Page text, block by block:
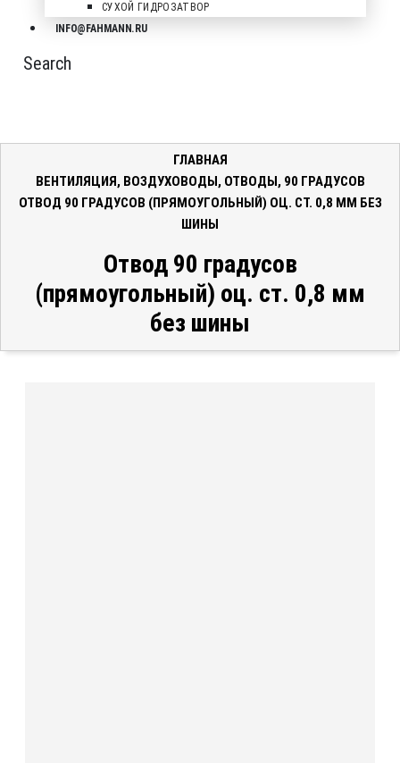
СУХОЙ ГИДРОЗАТВОР
INFO@FAHMANN.RU
Search
ГЛАВНАЯ
ВЕНТИЛЯЦИЯ, ВОЗДУХОВОДЫ, ОТВОДЫ, 90 ГРАДУСОВ
ОТВОД 90 ГРАДУСОВ (ПРЯМОУГОЛЬНЫЙ) ОЦ. СТ. 0,8 ММ БЕЗ
ШИНЫ
Отвод 90 градусов
(прямоугольный) оц. ст. 0,8 мм
без шины